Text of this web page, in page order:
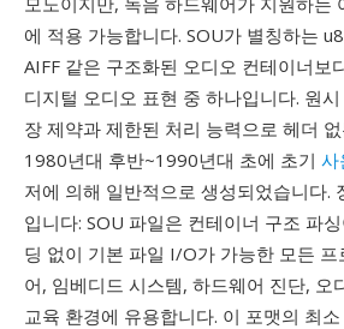
에 적용 가능합니다. SOU가 별칭하는
AIFF 같은 구조화된 오디오 컨테이너보
디지털 오디오 표현 중 하나입니다. 원
장 제약과 제한된 처리 능력으로 헤더
1980년대 후반~1990년대 초에 초기 사
저에 의해 일반적으로 생성되었습니다.
입니다: SOU 파일은 컨테이너 구조 파
딩 없이 기본 파일 I/O가 가능한 모든 프
어, 임베디드 시스템, 하드웨어 진단, 오
교육 환경에 유용합니다. 이 포맷의 최